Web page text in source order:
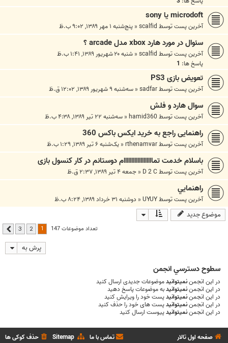
microdoft یا sony
آخرین پست توسطscalfid
« پنج‌شنبه ۱ مهر ۱۳۸۹, ۹:۰۲ ب.ظ
سئوال در مورد هارد xbox مدل arcade ؟
آخرین پست توسطscalfid
« شنبه ۲۰ شهریور ۱۳۸۹, ۱:۴۱ ب.ظ
پاسخ ها: 1
تعویض بازی PS3
آخرین پست توسطsadfar
« سه‌شنبه ۹ شهریور ۱۳۸۹, ۱۲:۰۲ ق.ظ
سوال هارد و فلش
آخرین پست توسطhamid360
« سه‌شنبه ۲۲ تیر ۱۳۸۹, ۴:۳۸ ب.ظ
راهنمایی راجع به خرید ایکس باکس 360
آخرین پست توسطrthenamvar
« یک‌شنبه ۶ تیر ۱۳۸۹, ۱:۲۹ ب.ظ
باسلام خدمت تمااااااااااااااااااام دوستانم در کار کنسول بازی
آخرین پست توسطD 2 C
« جمعه ۴ تیر ۱۳۸۹, ۲:۳۷ ق.ظ
راهنمايي
آخرین پست توسطUYUY
« دوشنبه ۳۱ خرداد ۱۳۸۹, ۸:۲۴ ب.ظ
موضوع جدید
تعداد موضوعات 147 2
3 بعدی
پرش به
سطوح دسترسي انجمن
در این انجمننمیتوانیدموضوعات جدیدی ارسال کنید
در این انجمننمیتوانیدبه موضوعات پاسخ دهید
در این انجمننمیتوانیدپست خود را ویرایش کنید
در این انجمننمیتوانیدپست های خود را حذف کنید
در این انجمننمیتوانیدپیوست ارسال کنید
صفحه اول تالار حذف کوکی ها Sitemap تماس با ما